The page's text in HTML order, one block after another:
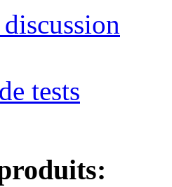
tests